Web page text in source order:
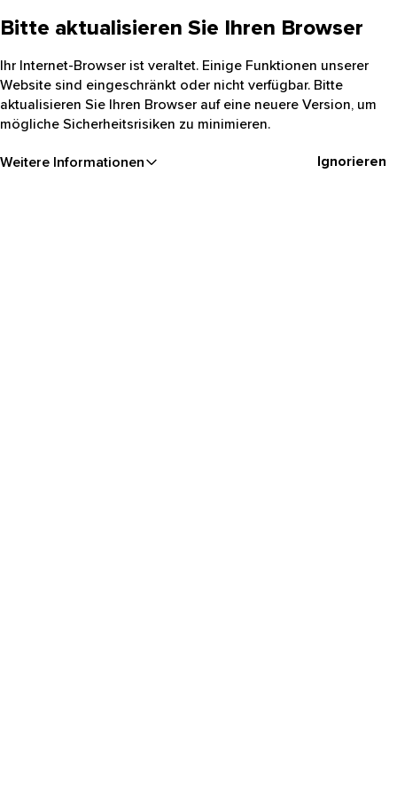
Bitte aktualisieren Sie Ihren Browser
Ihr Internet-Browser ist veraltet. Einige Funktionen unserer
Website sind eingeschränkt oder nicht verfügbar. Bitte
aktualisieren Sie Ihren Browser auf eine neuere Version, um
mögliche Sicherheitsrisiken zu minimieren.
Weitere Informationen Ignorieren